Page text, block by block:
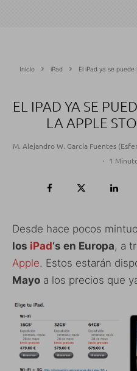
Inicio iPad El iPad ya se
EL IPAD YA SE
LA APPLE
M. Alejandro W. García Fuentes
· 1
Desde hace pocos
los iPad‘s en Europa, a
Apple. Estos estarán
Mayo a los precios que